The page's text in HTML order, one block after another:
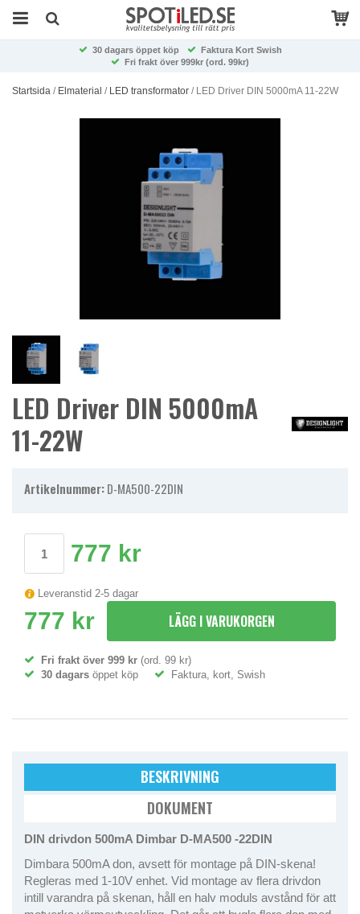
30 dagars öppet köp
Faktura Kort Swish
Fri frakt över 999kr (ord. 99kr)
Startsida / Elmaterial / LED transformator / LED Driver DIN 5000mA 11-22W
LED Driver DIN 5000mA
11-22W
Artikelnummer:D-MA500-22DIN
777 kr
Leveranstid 2-5 dagar
777 kr LÄGG I VARUKORGEN
Fri frakt över 999 kr (ord. 99 kr)
30 dagars öppet köp Faktura, kort, Swish
BESKRIVNING
DOKUMENT
DIN drivdon 500mA Dimbar D-MA500 -22DIN
Dimbara 500mA don, avsett för montage på DIN-skena!
Regleras med 1-10V enhet. Vid montage av flera drivdon
intill varandra på skenan, håll en halv moduls avstånd för att